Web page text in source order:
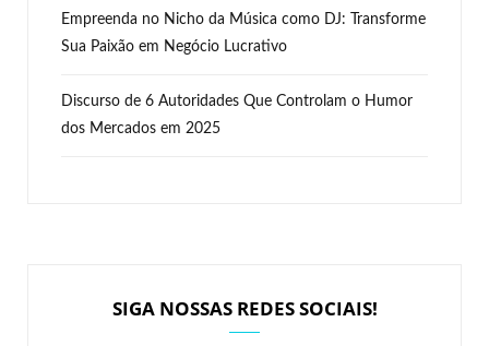
Empreenda no Nicho da Música como DJ: Transforme
Sua Paixão em Negócio Lucrativo
Discurso de 6 Autoridades Que Controlam o Humor
dos Mercados em 2025
SIGA NOSSAS REDES SOCIAIS!